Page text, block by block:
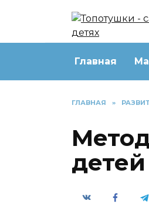
Главная
ГЛАВНАЯ »
детей